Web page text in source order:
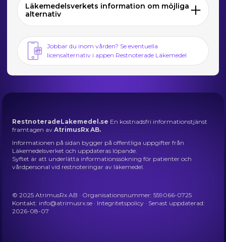
Läkemedelsverkets information om möjliga
alternativ
Jobbar du inom vården? Se eventuella
licensalternativ i appen Restnoterade Läkemedel
RestnoteradeLakemedel.se En kostnadsfri informationstjänst
framtagen avAtrimusRx AB.
Informationen på sidan bygger på offentliga uppgifter från
Läkemedelsverket och uppdateras löpande.
Syftet är att underlätta informationssökning för patienter och
vårdpersonal vid restnoteringar av läkemedel.
© 2025 AtrimusRx AB · Organisationsnummer: 559066-0725
Kontakt: info@atrimusrx.se · Integritetspolicy · Senast uppdaterad:
2026-08-07